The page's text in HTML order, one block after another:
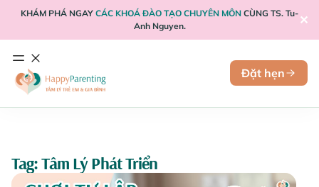
KHÁM PHÁ NGAY CÁC KHOÁ ĐÀO TẠO CHUYÊN MÔN CÙNG TS. Tu-
Anh Nguyen.
✕
Đặt hẹn
Tag: Tâm Lý Phát Triển